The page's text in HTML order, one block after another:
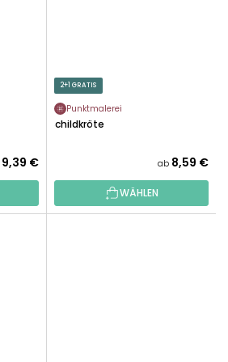
9,39 €
2+1 GRATIS
Punktmalerei
Schildkröte
ab 8,59 €
WÄHLEN